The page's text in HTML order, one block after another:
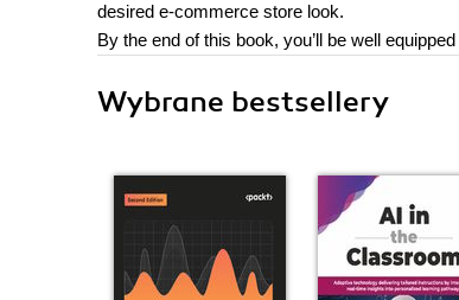
desired e-commerce store look.
By the end of this book, you’ll be well
Wybrane bestsellery